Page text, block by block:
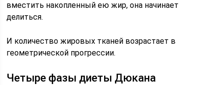
вместить накопленный ею жир, она начинает
делиться.
И количество жировых тканей возрастает в
геометрической прогрессии.
Четыре фазы диеты Дюкана